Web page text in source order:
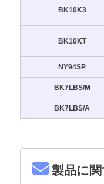
BK10K3
BK10KT
NY94SP
BK7LBS/M
BK7LBS/A
製品に